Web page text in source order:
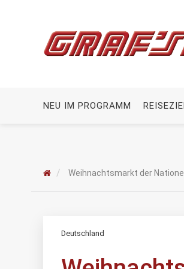
NEU IM PROGRAMM
Weihnachtsmarkt der
Deutschland